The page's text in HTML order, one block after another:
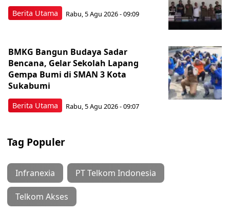
Berita Utama Rabu, 5 Agu 2026 - 09:09
Berita Utama
BMKG Bangun Budaya Sadar
Bencana, Gelar Sekolah Lapang
Gempa Bumi di SMAN 3 Kota
Sukabumi
Rabu, 5 Agu 2026 - 09:07
Tag Populer
Infranexia PT Telkom Indonesia
Telkom Akses